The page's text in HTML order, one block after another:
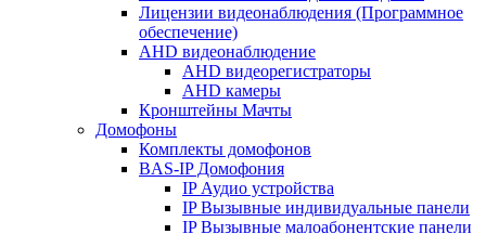
Лицензии видеонаблюдения (Программное
обеспечение)
AHD видеонаблюдение
AHD видеорегистраторы
AHD камеры
Кронштейны Мачты
Домофоны
Комплекты домофонов
BAS-IP Домофония
IP Аудио устройства
IP Вызывные индивидуальные панели
IP Вызывные малоабонентские панели